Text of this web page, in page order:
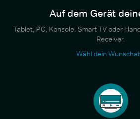
Auf dem Gerät
Tablet, PC, Konsole, Smart TV oder
Receiver.
Wähl dein